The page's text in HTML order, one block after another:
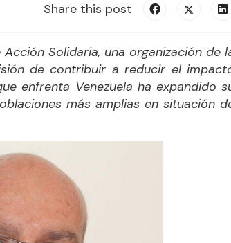
Share this post
Solidaria, una organización de
de contribuir a reducir el
enfrenta Venezuela ha expandido
más amplias en situación